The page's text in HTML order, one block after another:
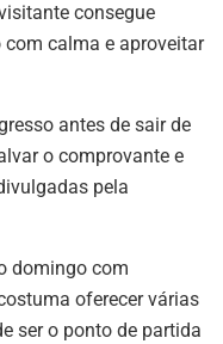
consegue
com calma e aproveitar
antes de sair de
o comprovante e
pela
domingo com
oferecer várias
ser o ponto de partida